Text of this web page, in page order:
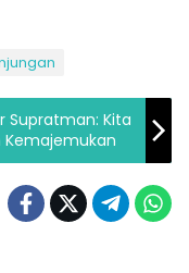
Kemajemukan